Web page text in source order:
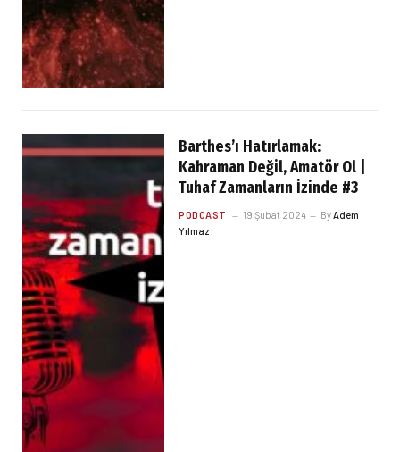
Barthes’ı Hatırlamak:
Kahraman Değil, Amatör Ol |
Tuhaf Zamanların İzinde #3
PODCAST 19 Şubat 2024 ByAdem
Yılmaz